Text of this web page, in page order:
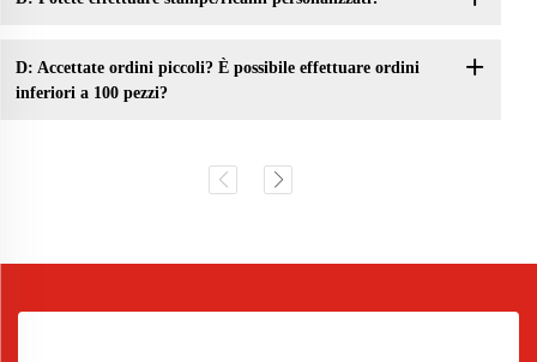
D: Accettate ordini piccoli? È possibile effettuare ordini
inferiori a 100 pezzi?